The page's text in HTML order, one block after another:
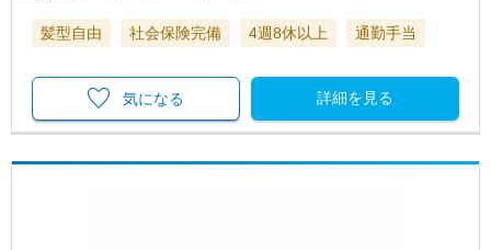
髪型自由 社会保険完備 4週8休以上 通勤手当
詳細を見る
気になる